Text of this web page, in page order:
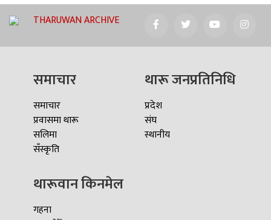
THARUWAN ARCHIVE
समाचार
समाचार
प्रवासमा थारू
सलिमा
सँस्कृति
थारू जनप्रतिनिधि
प्रदेश
संघ
स्थानीय
थारूवान किनमेल
गहना